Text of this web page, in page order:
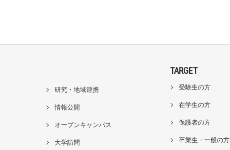
研究・地域連携
情報公開
オープンキャンパス
大学訪問
TARGET
受験生の方
在学生の方
保護者の方
卒業生・一般の方